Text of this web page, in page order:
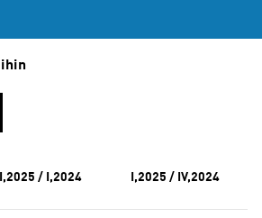
I,2025 / I,2024 I,2025 / IV,2024